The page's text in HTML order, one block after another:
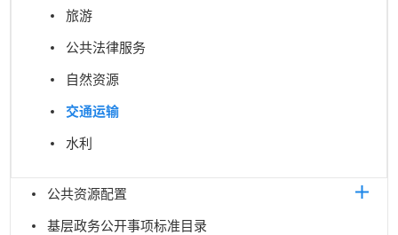
旅游
公共法律服务
自然资源
交通运输
水利
公共资源配置
基层政务公开事项标准目录